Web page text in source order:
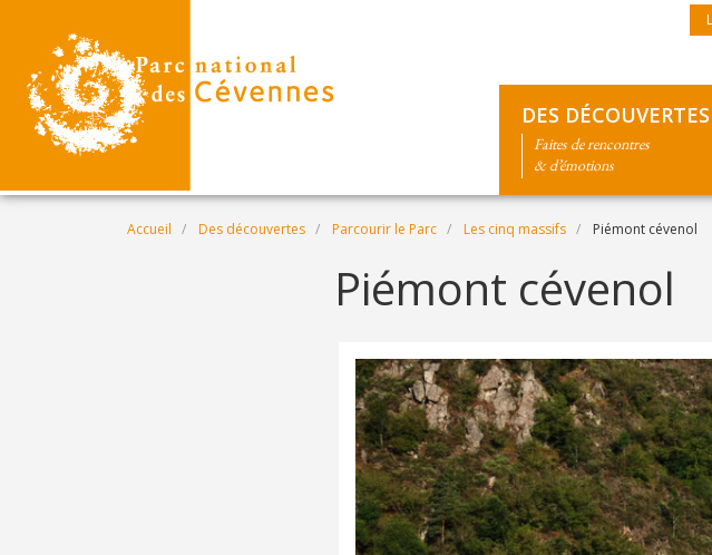
DES DÉCOUVERTES
Faites de rencontres
& d’émotions
Fil d'Ariane
Accueil Des découvertes Parcourir le Parc Les cinq massifs Piémont cévenol
Piémont cévenol